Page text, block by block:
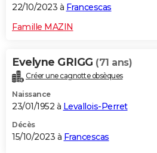
22/10/2023 à Francescas
Famille MAZIN
Evelyne GRIGG (71 ans)
Créer une cagnotte obsèques
Naissance
23/01/1952 à Levallois-Perret
Décès
15/10/2023 à Francescas